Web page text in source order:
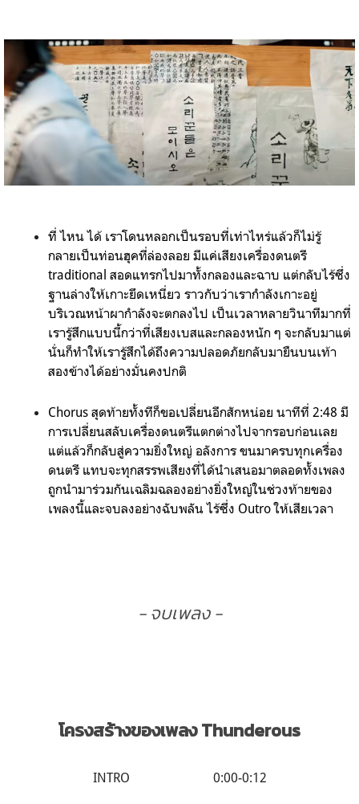
ที่ ไหน ได้ เราโดนหลอกเป็นรอบที่เท่าไหร่แล้วก็ไม่รู้
กลายเป็นท่อนฮุคที่ล่องลอย มีแค่เสียงเครื่องดนตรี
traditional สอดแทรกไปมาทั้งกลองและฉาบ แต่กลับไร้ซึ่ง
ฐานล่างให้เกาะยึดเหนี่ยว ราวกับว่าเรากำลังเกาะอยู่
บริเวณหน้าผากำลังจะตกลงไป เป็นเวลาหลายวินาทีมากที่
เรารู้สึกแบบนี้กว่าที่เสียงเบสและกลองหนัก ๆ จะกลับมาแต่
นั่นก็ทำให้เรารู้สึกได้ถึงความปลอดภัยกลับมายืนบนเท้า
สองข้างได้อย่างมั่นคงปกติ
Chorus สุดท้ายทั้งทีก็ขอเปลี่ยนอีกสักหน่อย นาทีที่ 2:48 มี
การเปลี่ยนสลับเครื่องดนตรีแตกต่างไปจากรอบก่อนเลย
แต่แล้วก็กลับสู่ความยิ่งใหญ่ อลังการ ขนมาครบทุกเครื่อง
ดนตรี แทบจะทุกสรรพเสียงที่ได้นำเสนอมาตลอดทั้งเพลง
ถูกนำมาร่วมกันเฉลิมฉลองอย่างยิ่งใหญ่ในช่วงท้ายของ
เพลงนี้และจบลงอย่างฉับพลัน ไร้ซึ่ง Outro ให้เสียเวลา
- จบเพลง -
โครงสร้างของเพลง Thunderous
INTRO 0:00-0:12